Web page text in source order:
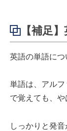
【補足
英語の単語につ
単語は、アル
で覚えても、や
しっかりと発音